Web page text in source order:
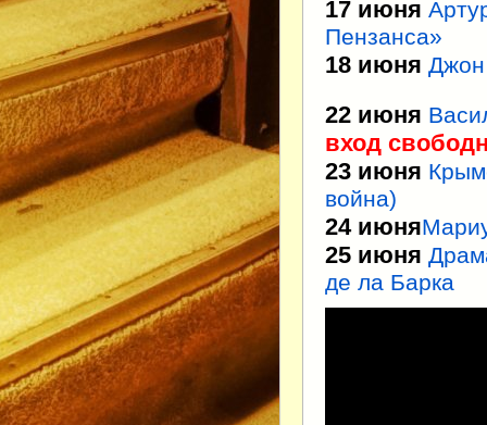
17 июня
Пензанса»
18 июня
22 июня
вход
23 июня
война)
24 июня
25 июня
де ла Барка